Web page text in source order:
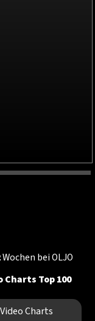
Wochen bei OLJO
Charts Top 100
Charts